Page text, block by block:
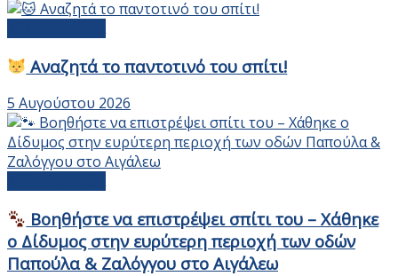
Αναζητά το παντοτινό του σπίτι!
5 Αυγούστου 2026
Βοηθήστε να επιστρέψει σπίτι του – Χάθηκε
ο Δίδυμος στην ευρύτερη περιοχή των οδών
Παπούλα & Ζαλόγγου στο Αιγάλεω